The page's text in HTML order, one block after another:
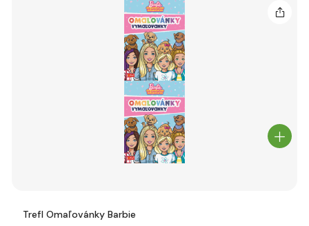
Trefl Omaľovánky Barbie